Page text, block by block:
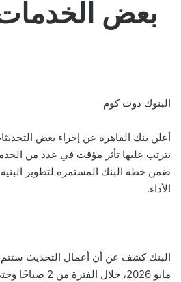
بعض
البنوك دوت كوم
أعلن بنك القاهرة عن إجراء بعض
يترتب عليها تأثر مؤقت في عدد من
ضمن خطة البنك المستمرة لتطوير البنية
الأداء.
مايو 2026، خلال الفترة من 2 صباحًا وحتى السابعة 7 صباحًا